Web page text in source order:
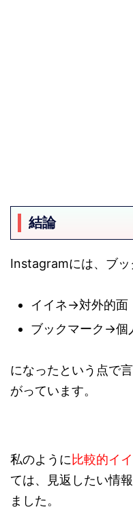
結論
Instagramには、ブッ
イイネ→対外的面
ブックマーク→個
になったという点で
がっています。
私のように比較的イ
ては、見返したい情
ました。